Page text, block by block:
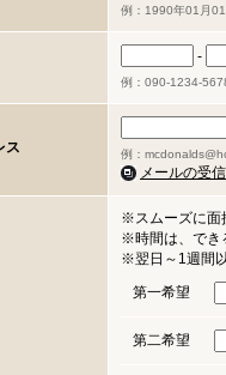
例：1990年01月01
-
例：090-1234-
ス 例：
メールの受
※スムーズに面
※時間は、でき
※翌日～1週間
第一希望
第二希望